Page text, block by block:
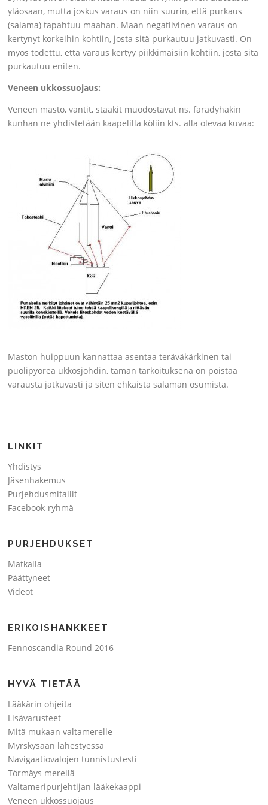
yläosaan, mutta joskus varaus on niin suurin, että purkaus
(salama) tapahtuu maahan. Maan negatiivinen varaus on
kertynyt korkeihin kohtiin, josta sitä purkautuu jatkuvasti. On
myös todettu, että varaus kertyy piikkimäisiin kohtiin, josta sitä
purkautuu eniten.
Veneen ukkossuojaus:
Veneen masto, vantit, staakit muodostavat ns. faradyhäkin
kunhan ne yhdistetään kaapelilla köliin kts. alla olevaa kuvaa:
Maston huippuun kannattaa asentaa teräväkärkinen tai
puolipyöreä ukkosjohdin, tämän tarkoituksena on poistaa
varausta jatkuvasti ja siten ehkäistä salaman osumista.
LINKIT
Yhdistys
Jäsenhakemus
Purjehdusmitallit
Facebook-ryhmä
PURJEHDUKSET
Matkalla
Päättyneet
Videot
ERIKOISHANKKEET
Fennoscandia Round 2016
HYVÄ TIETÄÄ
Lääkärin ohjeita
Lisävarusteet
Mitä mukaan valtamerelle
Myrskysään lähestyessä
Navigaatiovalojen tunnistustesti
Törmäys merellä
Valtameripurjehtijan lääkekaappi
Veneen ukkossuojaus